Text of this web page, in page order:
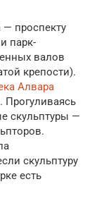
— проспекту
парк-
валов
крепости).
Алвара
скульптуры —
скульптуру
есть